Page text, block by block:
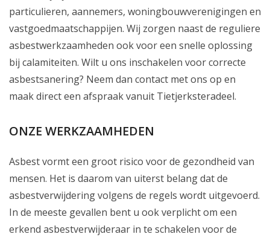
particulieren, aannemers, woningbouwverenigingen en
vastgoedmaatschappijen. Wij zorgen naast de reguliere
asbestwerkzaamheden ook voor een snelle oplossing
bij calamiteiten. Wilt u ons inschakelen voor correcte
asbestsanering? Neem dan contact met ons op en
maak direct een afspraak vanuit Tietjerksteradeel.
ONZE WERKZAAMHEDEN
Asbest vormt een groot risico voor de gezondheid van
mensen. Het is daarom van uiterst belang dat de
asbestverwijdering volgens de regels wordt uitgevoerd.
In de meeste gevallen bent u ook verplicht om een
erkend asbestverwijderaar in te schakelen voor de